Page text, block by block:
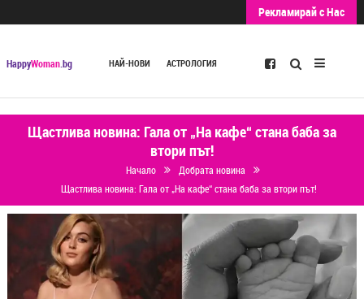
Рекламирай с Нас
HappyWoman.bg НАЙ-НОВИ АСТРОЛОГИЯ Търсене
Щастлива новина: Гала от „На кафе“ стана баба за
втори път!
Начало
Добрата новина
Щастлива новина: Гала от „На кафе“ стана баба за втори път!